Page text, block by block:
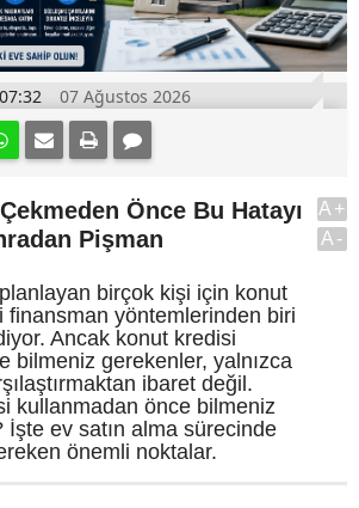
07:32 07 Ağustos 2026
Önce Bu Hatayı
Pişman
birçok kişi için konut
finansman yöntemlerinden biri
Ancak konut kredisi
bilmeniz gerekenler, yalnızca
ibaret değil.
kullanmadan önce bilmeniz
ev satın alma sürecinde
önemli noktalar.
A+
A-